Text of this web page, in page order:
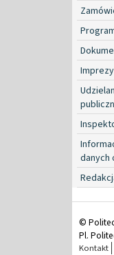
danych
©
Pl.
Kontakt